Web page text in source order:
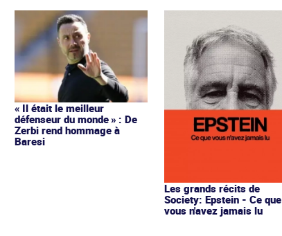
« Il était le meilleur
défenseur du monde » : De
Zerbi rend hommage à
Baresi
Les grands récits de
Society: Epstein - Ce que
vous n'avez jamais lu